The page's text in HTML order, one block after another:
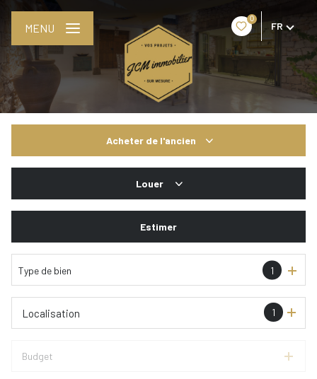
0
FR
MENU
Acheter de l'ancien
Louer
Estimer
Type de bien 1
1
Localisation
Budget